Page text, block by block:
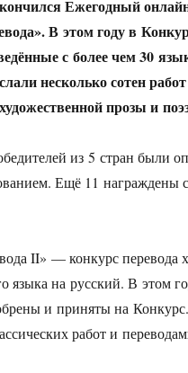
Ежегодный
В этом году в
с более чем 30
несколько сотен
прозы и
из 5 стран
Ещё 11 награждены
II» — конкурс перевода
языка на русский. В этом
и приняты на
работ и